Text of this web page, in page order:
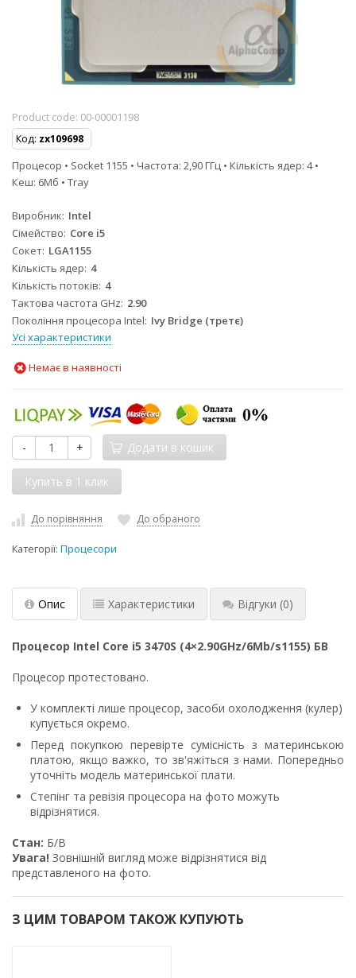
Product code: 00-00001198
Код: zx109698
Процесор • Socket 1155 • Частота: 2,90 ГГц • Кількість ядер: 4 •
Кеш: 6Мб • Tray
Виробник Intel
Сімейство Core i5
Сокет LGA1155
Кількість ядер 4
Кількість потоків 4
Тактова частота GHz 2.90
Покоління процесора Intel Ivy Bridge (третє)
Усі характеристики
Немає в наявності
- + Додати в кошик
До порівняння До обраного
Категорії: Процесори
Опис Характеристики Відгуки (0)
Процесор Intel Core i5 3470S (4×2.90GHz/6Mb/s1155) БВ
Процесор протестовано.
У комплекті лише процесор, засоби охолодження (кулер)
купується окремо.
Перед покупкою перевірте сумісність з материнською
платою, якщо важко, то зв'яжіться з нами. Попередньо
уточніть модель материнської плати.
Степінг та ревізія процесора на фото можуть
відрізнятися.
Стан: Б/В
Увага! Зовнішній вигляд може відрізнятися від
представленого на фото.
З ЦИМ ТОВАРОМ ТАКОЖ КУПУЮТЬ